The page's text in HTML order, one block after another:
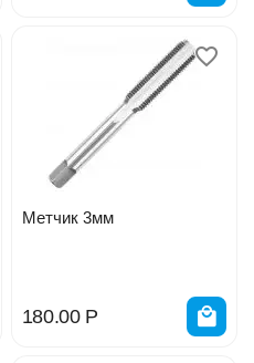
Метчик 3мм
180.00 Р